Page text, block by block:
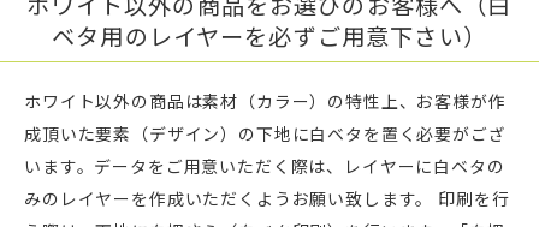
ベタ用のレイヤーを必ずご用意下さい）
ホワイト以外の商品は素材（カラー）の特性上、お客様が作
成頂いた要素（デザイン）の下地に白ベタを置く必要がござ
います。データをご用意いただく際は、レイヤーに白ベタの
みのレイヤーを作成いただくようお願い致します。 印刷を行